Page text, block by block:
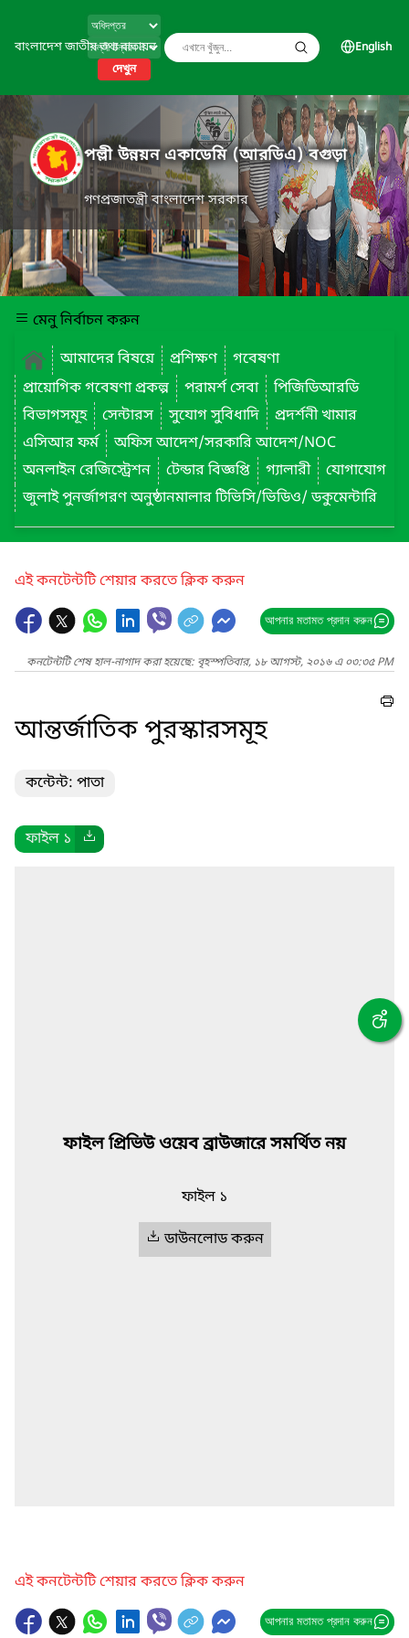
বাংলাদেশ জাতীয় তথ্য বাতায়ন
দেখুন
English
পল্লী উন্নয়ন একাডেমি (আরডিএ) বগুড়া
গণপ্রজাতন্ত্রী বাংলাদেশ সরকার
মেনু নির্বাচন করুন
আমাদের বিষয়ে
প্রশিক্ষণ
গবেষণা
প্রায়োগিক গবেষণা প্রকল্প
পরামর্শ সেবা
পিজিডিআরডি
বিভাগসমূহ
সেন্টারস সুযোগ সুবিধাদি
প্রদর্শনী খামার
এসিআর ফর্ম
অফিস আদেশ/সরকারি আদেশ/NOC
অনলাইন রেজিস্ট্রেশন
টেন্ডার বিজ্ঞপ্তি গ্যালারী
যোগাযোগ
জুলাই পুনর্জাগরণ অনুষ্ঠানমালার টিভিসি/ভিডিও/ ডকুমেন্টারি
এই কনটেন্টটি শেয়ার করতে ক্লিক করুন
আপনার মতামত প্রদান করুন
কনটেন্টটি শেষ হাল-নাগাদ করা হয়েছে: বৃহস্পতিবার, ১৮ আগস্ট, ২০১৬ এ ০৩:৩৫ PM
আন্তর্জাতিক পুরস্কারসমূহ
কন্টেন্ট: পাতা
ফাইল ১
ফাইল প্রিভিউ ওয়েব ব্রাউজারে সমর্থিত নয়
ফাইল ১
ডাউনলোড করুন
এই কনটেন্টটি শেয়ার করতে ক্লিক করুন
আপনার মতামত প্রদান করুন